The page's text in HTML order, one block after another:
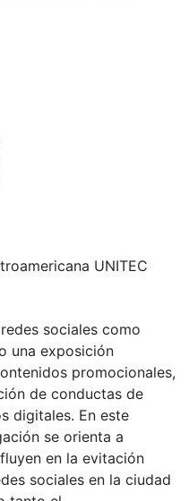
UNITEC
sociales como
una exposición
promocionales,
de conductas de
digitales. En este
se orienta a
en la evitación
sociales en la ciudad